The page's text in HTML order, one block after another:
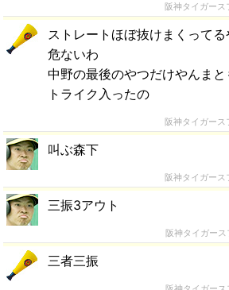
阪神タイガース
ストレートほぼ抜けまくってる
危ないわ
中野の最後のやつだけやんま
トライク入ったの
阪神タイガース
叫ぶ森下
阪神タイガース
三振3アウト
阪神タイガース
三者三振